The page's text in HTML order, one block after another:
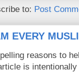
to: Post
EVERY
reasons to
is